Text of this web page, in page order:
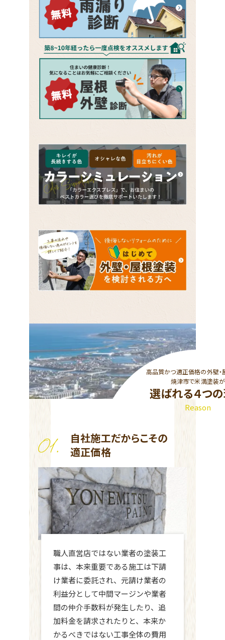
高品質かつ適正価格の外壁・
焼津市で米満塗装が
選ばれる４つ
Reason
自社施工だからこその
適正価格
職人直営店ではない業者の塗装工
事は、本来重要である施工は下請
け業者に委託され、元請け業者の
利益分として中間マージンや業者
間の仲介手数料が発生したり、追
加料金を請求されたりと、本来か
かるべきではない工事全体の費用